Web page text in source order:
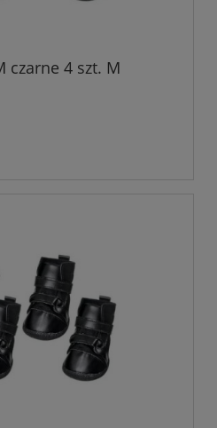
czarne 4 szt. M